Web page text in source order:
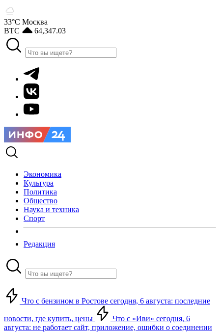
33°С Москва
BTC
64,347.03
Экономика
Культура
Политика
Общество
Наука и техника
Спорт
Редакция
Что с бензином в Ростове сегодня, 6 августа: последние
новости, где купить, цены
Что с «Иви» сегодня, 6
августа: не работает сайт, приложение, ошибки о соединении